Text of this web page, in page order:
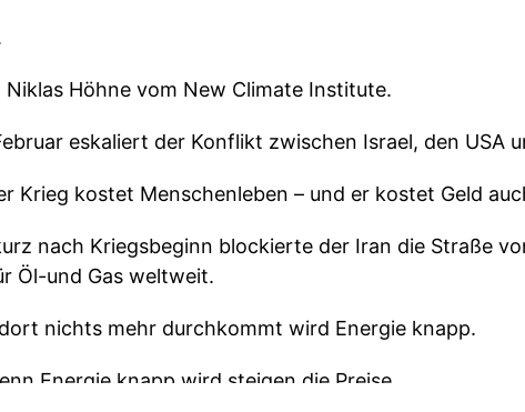
Niklas Höhne vom New Climate Institute.
eskaliert der Konflikt zwischen Israel, den USA
Krieg kostet Menschenleben – und er kostet Geld
nach Kriegsbeginn blockierte der Iran die Straße
Öl-und Gas weltweit.
nichts mehr durchkommt wird Energie knapp.
Energie knapp wird steigen die Preise.